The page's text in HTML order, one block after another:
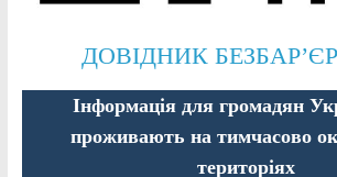
ДОВІДНИК
Інформація для громадян
проживають на тимчасово
територіях